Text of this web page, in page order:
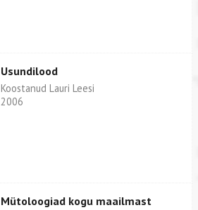
Usundilood
Koostanud Lauri Leesi
2006
Mütoloogiad kogu maailmast